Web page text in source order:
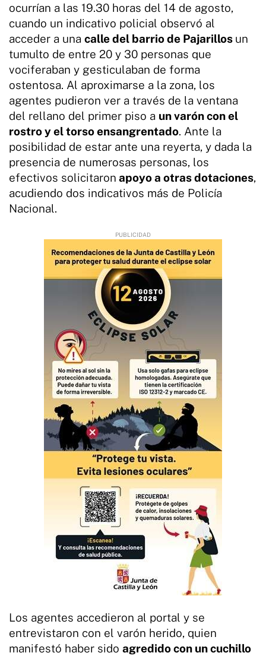
ocurrían a las 19.30 horas del 14 de agosto,
cuando un indicativo policial observó al
acceder a una calle del barrio de Pajarillos un
tumulto de entre 20 y 30 personas que
vociferaban y gesticulaban de forma
ostentosa. Al aproximarse a la zona, los
agentes pudieron ver a través de la ventana
del rellano del primer piso a un varón con el
rostro y el torso ensangrentado. Ante la
posibilidad de estar ante una reyerta, y dada la
presencia de numerosas personas, los
efectivos solicitaron apoyo a otras dotaciones,
acudiendo dos indicativos más de Policía
Nacional.
Los agentes accedieron al portal y se
entrevistaron con el varón herido, quien
manifestó haber sido agredido con un cuchillo